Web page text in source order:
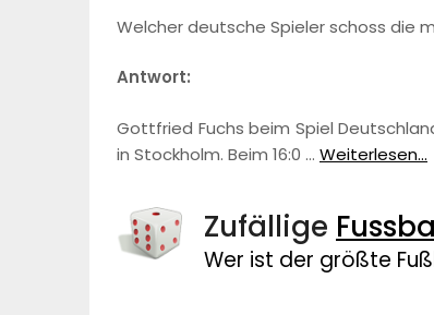
Welcher deutsche Spieler schoss die
Antwort:
Gottfried Fuchs beim Spiel
in Stockholm. Beim 16:0 … Weiterlesen...
Zufällige
Wer ist der größte